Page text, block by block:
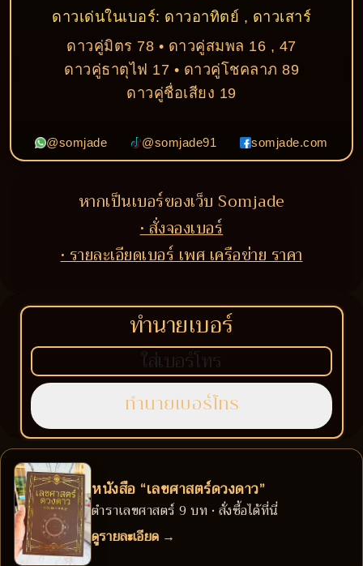
ดาวเด่นในเบอร์: ดาวอาทิตย์ , ดาวเสาร์
ดาวคู่มิตร 78 • ดาวคู่สมพล 16 , 47
ดาวคู่ธาตุไฟ 17 • ดาวคู่โชคลาภ 89
ดาวคู่ชื่อเสียง 19
@somjade @somjade91 somjade.com
หากเป็นเบอร์ของเว็บ Somjade
• สั่งจองเบอร์
• รายละเอียดเบอร์ เพศ เครือข่าย ราคา
ทำนายเบอร์
หนังสือ “เลขศาสตร์ดวงดาว”
ตำราเลขศาสตร์ 9 บท • สั่งซื้อได้ที่นี่
ดูรายละเอียด →